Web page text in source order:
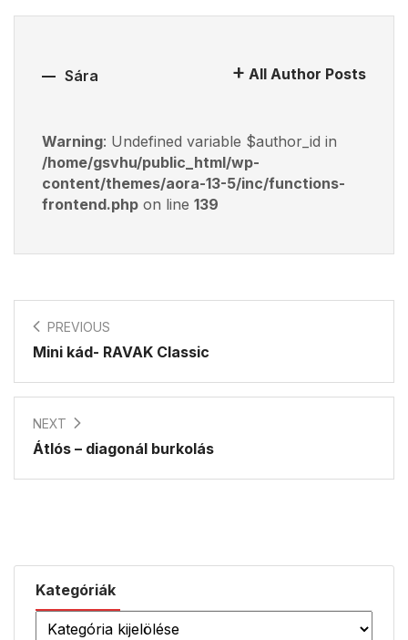
Kategóriák
Sára All Author Posts
Warning: Undefined variable $author_id in
/home/gsvhu/public_html/wp-
content/themes/aora-13-5/inc/functions-
frontend.php on line 139
PREVIOUS
Mini kád- RAVAK Classic
NEXT
Átlós – diagonál burkolás